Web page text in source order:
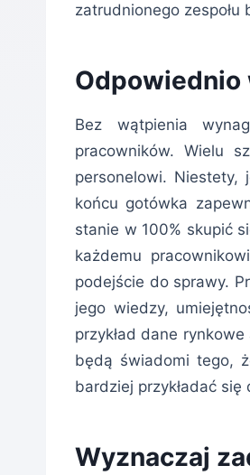
zatrudnionego zespołu
Odpowiednio
Bez wątpienia
pracowników. Wielu
personelowi.
końcu gotówka
stanie w 100% skupić
każdemu
podejście do sprawy.
jego wiedzy,
przykład dane
będą świadomi tego,
bardziej przykładać się
Wyznaczaj